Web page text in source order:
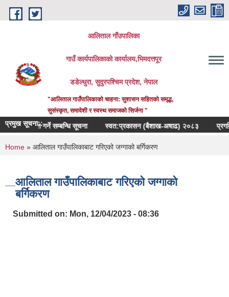
Skip to main content
आलिताल गाँउपालिका
गाउँ कार्यपालिकाको कार्यालय,भिमदत्तपूर
डडेल्धुरा, सुदुरपश्चिम प्रदेश, नेपाल
"आलिताल गाउँपालिकाको चाहना: सुशासन सहितको समृद्ध,
सुसंस्कृत, समावेशी र स्वस्थ समाजको सिर्जना "
प्रमुख सूचना::
रेट पेश गर्ने सम्बन्धि सूचना स्वत:प्रकासन (बैशाख-अषाढ) २०८३ प्रगति
You are here
Home » आलिताल गाउँपालिकाबाट गरिएको जग्गाको बर्गिकरण
आलिताल गाउँपालिकाबाट गरिएको जग्गाको
बर्गिकरण
Submitted on: Mon, 12/04/2023 - 08:36